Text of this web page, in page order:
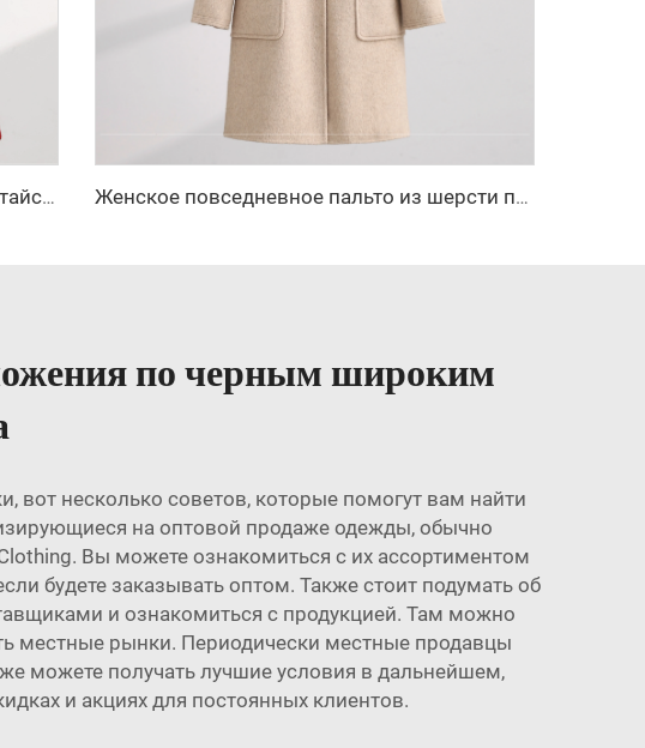
Короткая шерстяная куртка зимой в китайском стиле, пальто с однобортной застежкой Женское повседневное пальто из шерсти приталенного кроя, однотонная теплая куртка с длинными рукавами на осень и зиму, свободное пальто — акция по случаю сырьевой обработки
по черным широким
несколько советов, которые помогут вам найти
на оптовой продаже одежды, обычно
Вы можете ознакомиться с их ассортиментом
будете заказывать оптом. Также стоит подумать об
и ознакомиться с продукцией. Там можно
местные рынки. Периодически местные продавцы
можете получать лучшие условия в дальнейшем,
и акциях для постоянных клиентов.